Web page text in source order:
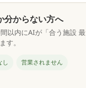
分からない方へ
以内にAIが「合う施設 最
す。
し 営業されません